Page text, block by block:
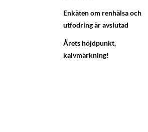
Enkäten om renhälsa och
utfodring är avslutad
Årets höjdpunkt,
kalvmärkning!